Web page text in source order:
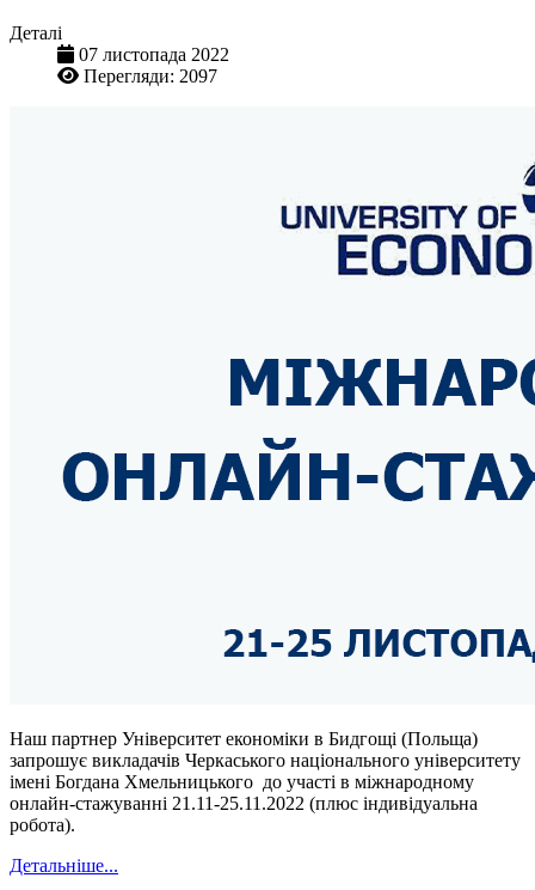
Деталі
07 листопада 2022
Перегляди: 2097
Наш партнер Університет економіки в Бидгощі (Польща)
запрошує викладачів Черкаського національного університету
імені Богдана Хмельницького до участі в міжнародному
онлайн-стажуванні 21.11-25.11.2022 (плюс індивідуальна
робота).
Детальніше...